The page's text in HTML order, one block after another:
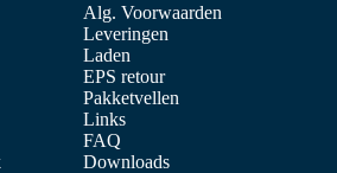
Alg. Voorwaarden
Leveringen
Laden
EPS retour
Pakketvellen
Links
FAQ
Downloads